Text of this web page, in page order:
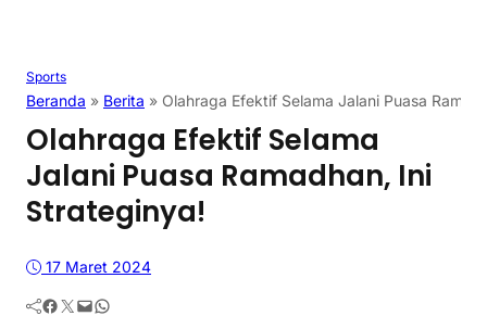
Sports
Beranda » Berita » Olahraga Efektif Selama Jalani Puasa
Olahraga Efektif Selama
Jalani Puasa Ramadhan, Ini
Strateginya!
17 Maret 2024
Facebook Twitter Mail WhatsApp